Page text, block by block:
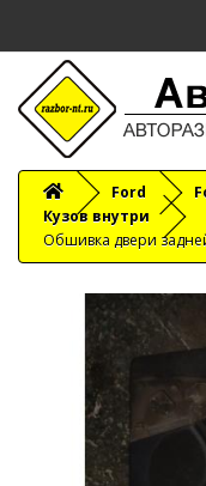
Ford
Кузов внутри
Обшивка двери